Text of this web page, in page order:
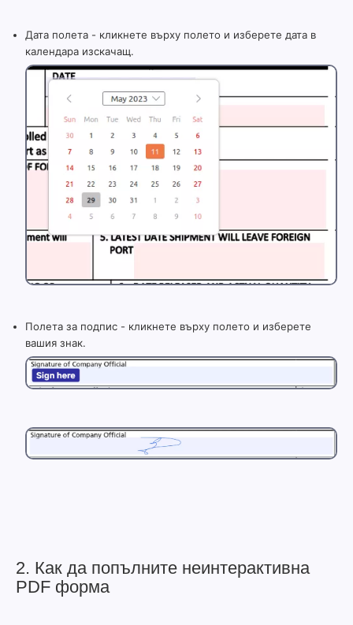
Дата полета - кликнете върху полето и изберете дата в
календара изскачащ.
Полета за подпис - кликнете върху полето и изберете
вашия знак.
2. Как да попълните неинтерактивна
PDF форма